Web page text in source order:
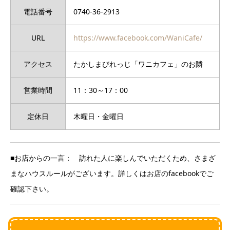
電話番号 0740-36-2913
URL https://www.facebook.com/WaniCafe/
アクセス たかしまびれっじ「ワニカフェ」のお隣
営業時間 11：30～17：00
定休日 木曜日・金曜日
■お店からの一言： 訪れた人に楽しんでいただくため、さまざ
まなハウスルールがございます。詳しくはお店のfacebookでご
確認下さい。